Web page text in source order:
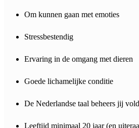
Om kunnen gaan met emoties
Stressbestendig
Ervaring in de omgang met dieren
Goede lichamelijke conditie
De Nederlandse taal beheers jij
Leeftijd minimaal 20 jaar (en